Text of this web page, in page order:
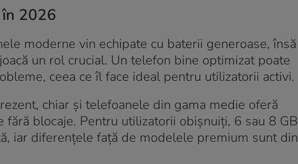
2026
moderne vin echipate cu baterii generoase, însă
un rol crucial. Un telefon bine optimizat poate
ceea ce îl face ideal pentru utilizatorii activi.
chiar și telefoanele din gama medie oferă
blocaje. Pentru utilizatorii obișnuiți, 6 sau 8 GB
iar diferențele față de modelele premium sunt din